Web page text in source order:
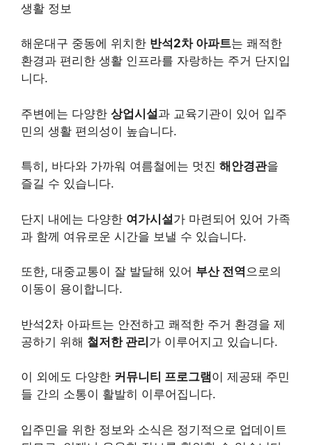
생활 정보
해운대구 중동에 위치한 반석2차 아파트는 쾌적한
환경과 편리한 생활 인프라를 자랑하는 주거 단지입
니다.
주변에는 다양한 상업시설과 교육기관이 있어 입주
민의 생활 편의성이 높습니다.
특히, 바다와 가까워 여름철에는 멋진 해안경관을
즐길 수 있습니다.
단지 내에는 다양한 여가시설가 마련되어 있어 가족
과 함께 여유로운 시간을 보낼 수 있습니다.
또한, 대중교통이 잘 발달해 있어 부산 전역으로의
이동이 용이합니다.
반석2차 아파트는 안전하고 쾌적한 주거 환경을 제
공하기 위해 철저한 관리가 이루어지고 있습니다.
이 외에도 다양한 커뮤니티 프로그램이 제공돼 주민
들 간의 소통이 활발히 이루어집니다.
입주민을 위한 정보와 소식은 정기적으로 업데이트